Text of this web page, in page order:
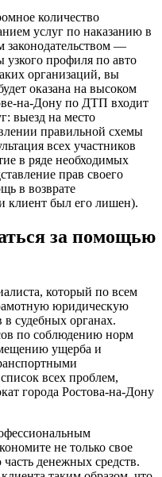
количество
услуг по наказанию в
законодательством —
профиля по авто
организаций, вы
оказана на высоком
на-Дону по ДТП входит
выезд на место
правильной схемы
всех участников
в ряде необходимых
прав своего
в возврате
клиент был его лишен).
за помощью
который по всем
юридическую
судебных органах.
по соблюдению норм
ущерба и
всех проблем,
города Ростова-на-Дону
не только свое
денежных средств.